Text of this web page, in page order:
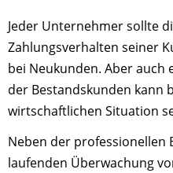
Jeder Unternehmer sollte
Zahlungsverhalten seiner
bei Neukunden. Aber auch
der Bestandskunden kann
wirtschaftlichen Situation
Neben der professionellen
laufenden Überwachung